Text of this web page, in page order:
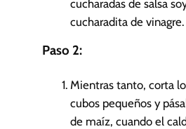
cucharadas de salsa
cucharadita de vinagre.
Paso 2:
Mientras tanto, corta
cubos pequeños y
de maíz, cuando el